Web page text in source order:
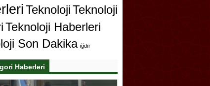
TeknolojiTeknoloji
Teknoloji Haberleri
Son Dakika ığdır
Haberleri